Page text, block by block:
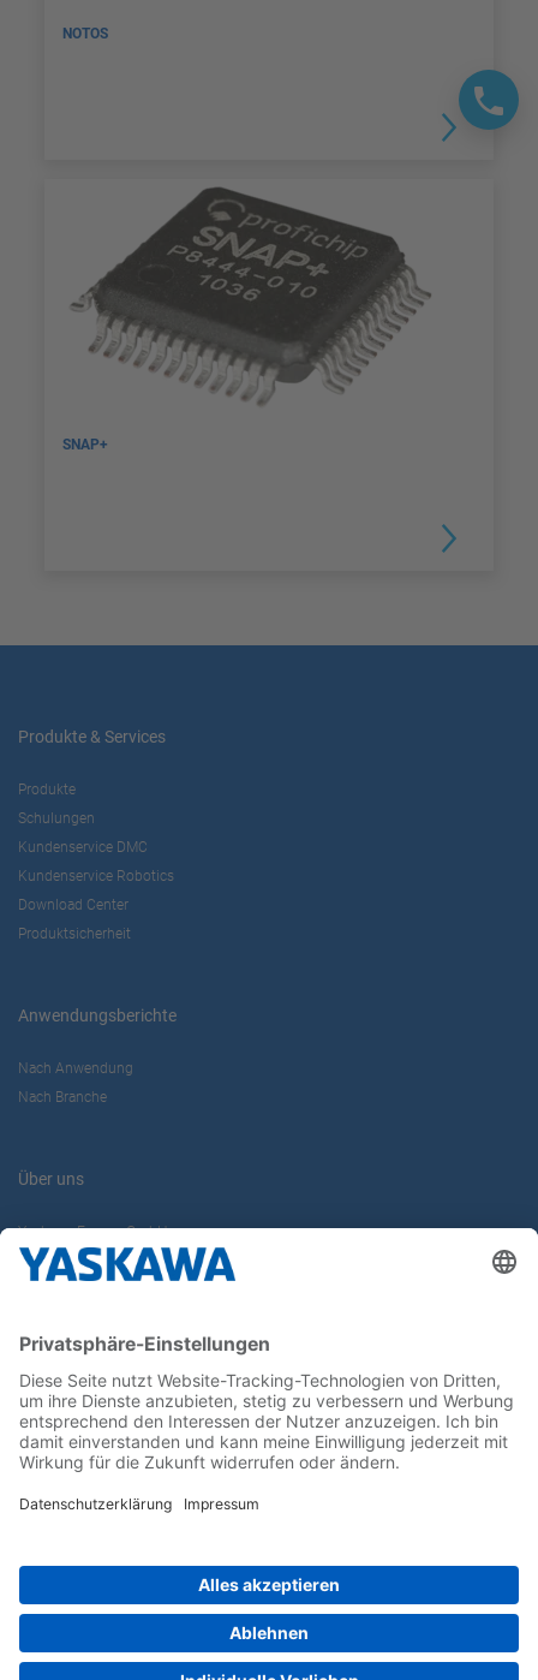
NOTOS
SNAP+
Produkte & Services
Produkte
Schulungen
Kundenservice DMC
Kundenservice Robotics
Download Center
Produktsicherheit
Anwendungsberichte
Nach Anwendung
Nach Branche
Über uns
Yaskawa Europe GmbH
Karriere
Newsletter
Follow us on...
Home